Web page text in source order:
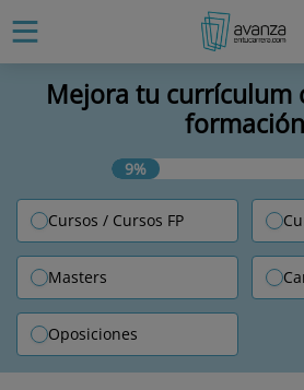
Mejora tu currículum
formación
9%
Cursos / Cursos FP
Masters
Oposiciones